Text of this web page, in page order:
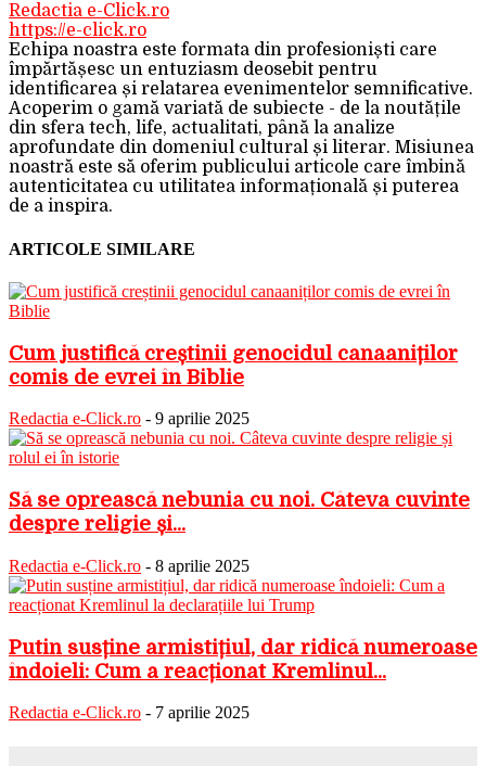
Redactia e-Click.ro
https://e-click.ro
Echipa noastra este formata din profesioniști care
împărtășesc un entuziasm deosebit pentru
identificarea și relatarea evenimentelor semnificative.
Acoperim o gamă variată de subiecte - de la noutățile
din sfera tech, life, actualitati, până la analize
aprofundate din domeniul cultural și literar. Misiunea
noastră este să oferim publicului articole care îmbină
autenticitatea cu utilitatea informațională și puterea
de a inspira.
ARTICOLE SIMILARE
Cum justifică creștinii genocidul canaaniților
comis de evrei în Biblie
Redactia e-Click.ro - 9 aprilie 2025
Să se oprească nebunia cu noi. Câteva cuvinte
despre religie și...
Redactia e-Click.ro - 8 aprilie 2025
Putin susține armistițiul, dar ridică numeroase
îndoieli: Cum a reacționat Kremlinul...
Redactia e-Click.ro - 7 aprilie 2025